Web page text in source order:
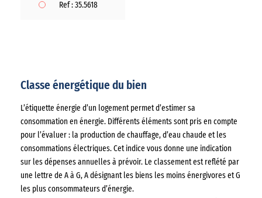
Ref : 35.5618
Classe énergétique du bien
L’étiquette énergie d’un logement permet d’estimer sa
consommation en énergie. Différents éléments sont pris en compte
pour l’évaluer : la production de chauffage, d’eau chaude et les
consommations électriques. Cet indice vous donne une indication
sur les dépenses annuelles à prévoir. Le classement est reflété par
une lettre de A à G, A désignant les biens les moins énergivores et G
les plus consommateurs d’énergie.